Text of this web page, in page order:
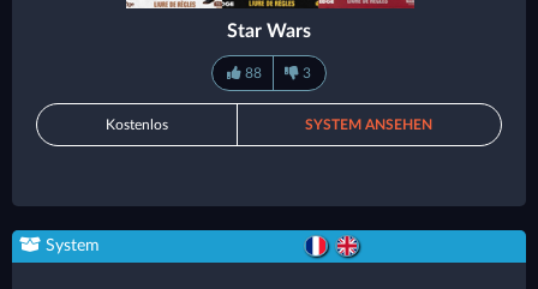
Star Wars
88 3
Kostenlos SYSTEM ANSEHEN
System